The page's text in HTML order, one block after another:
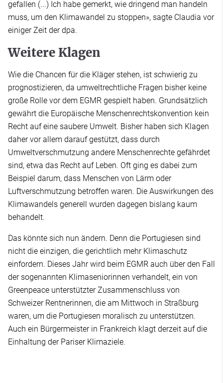
gefallen (...) Ich habe gemerkt, wie dringend man handeln
muss, um den Klimawandel zu stoppen», sagte Claudia vor
einiger Zeit der dpa.
Weitere Klagen
Wie die Chancen für die Kläger stehen, ist schwierig zu
prognostizieren, da umweltrechtliche Fragen bisher keine
große Rolle vor dem EGMR gespielt haben. Grundsätzlich
gewährt die Europäische Menschenrechtskonvention kein
Recht auf eine saubere Umwelt. Bisher haben sich Klagen
daher vor allem darauf gestützt, dass durch
Umweltverschmutzung andere Menschenrechte gefährdet
sind, etwa das Recht auf Leben. Oft ging es dabei zum
Beispiel darum, dass Menschen von Lärm oder
Luftverschmutzung betroffen waren. Die Auswirkungen des
Klimawandels generell wurden dagegen bislang kaum
behandelt.
Das könnte sich nun ändern. Denn die Portugiesen sind
nicht die einzigen, die gerichtlich mehr Klimaschutz
einfordern. Dieses Jahr wird beim EGMR auch über den Fall
der sogenannten Klimaseniorinnen verhandelt, ein von
Greenpeace unterstützter Zusammenschluss von
Schweizer Rentnerinnen, die am Mittwoch in Straßburg
waren, um die Portugiesen moralisch zu unterstützen.
Auch ein Bürgermeister in Frankreich klagt derzeit auf die
Einhaltung der Pariser Klimaziele.